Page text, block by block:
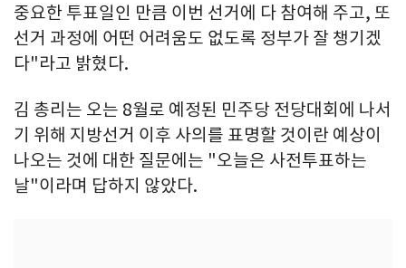
중요한 투표일인 만큼 이번 선거에 다 참여해 주고, 또
선거 과정에 어떤 어려움도 없도록 정부가 잘 챙기겠
다"라고 밝혔다.
김 총리는 오는 8월로 예정된 민주당 전당대회에 나서
기 위해 지방선거 이후 사의를 표명할 것이란 예상이
나오는 것에 대한 질문에는 "오늘은 사전투표하는
날"이라며 답하지 않았다.